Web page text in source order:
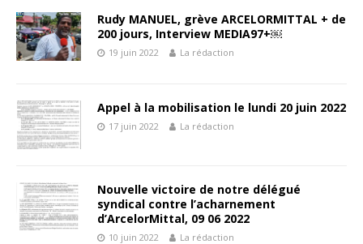
Rudy MANUEL, grève ARCELORMITTAL + de
200 jours, Interview MEDIA97+￼
19 juin 2022 La rédaction
Appel à la mobilisation le lundi 20 juin 2022
17 juin 2022 La rédaction
Nouvelle victoire de notre délégué
syndical contre l’acharnement
d’ArcelorMittal, 09 06 2022
10 juin 2022 La rédaction